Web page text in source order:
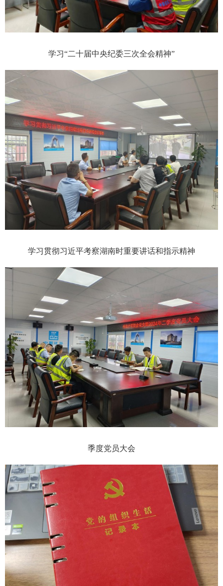
学习“二十届中央纪委三次全会精神”
学习贯彻习近平考察湖南时重要讲话和指示精神
季度党员大会